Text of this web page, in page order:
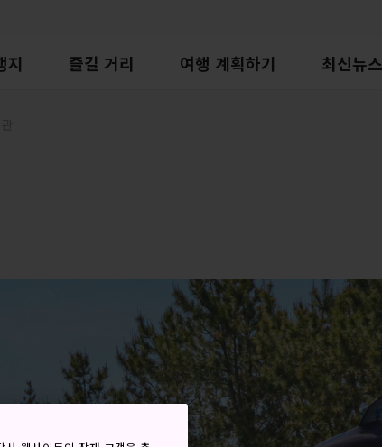
지 즐길 거리 여행 계획하기 최신뉴스